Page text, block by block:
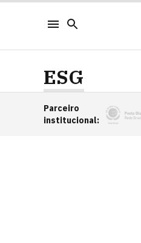
ESG
Parceiro
institucional: